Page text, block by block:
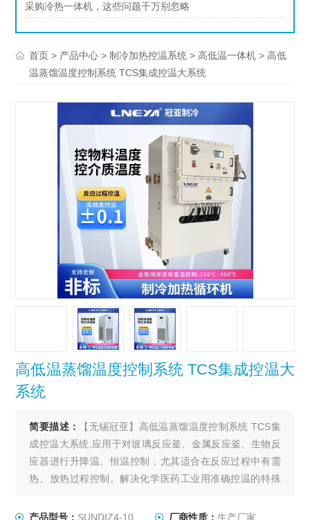
采购冷热一体机，这些问题千万别忽略
首页 > 产品中心 >制冷加热控温系统 >高低温一体机 > 高低
温蒸馏温度控制系统 TCS集成控温大系统
高低温蒸馏温度控制系统 TCS集成控温大
系统
简要描述：
【无锡冠亚】高低温蒸馏温度控制系统 TCS集
成控温大系统,应用于对玻璃反应釜、金属反应釜、生物反
应器进行升降温、恒温控制，尤其适合在反应过程中有需
热、放热过程控制。解决化学医药工业用准确控温的特殊
程的加热及冷却、恒温系统。
产品型号： SUNDIZ4-10 厂商性质： 生产厂家